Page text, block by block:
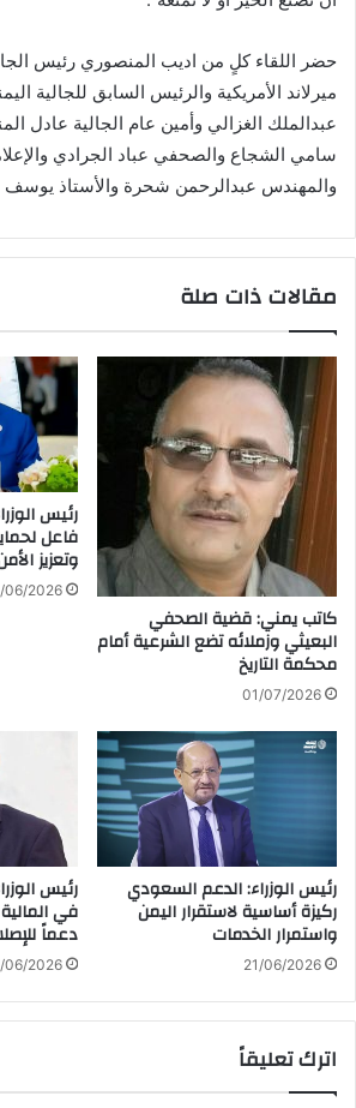
حضر اللقاء كلٍ من اديب المنصوري رئيس
ميرلاند الأمريكية والرئيس السابق للجالية
عبدالملك الغزالي وأمين عام الجالية عادل
سامي الشجاع والصحفي عباد الجرادي
والمهندس عبدالرحمن شحرة والأستاذ يوسف
مقالات ذات صلة
كاتب يمني: قضية الصحفي
البعيثي وزملائه تضع الشرعية أمام
محكمة التاريخ
01/07/2026
رئيس
فاعل
وتعزيز
06/2026
رئيس الوزراء: الدعم السعودي
ركيزة أساسية لاستقرار اليمن
واستمرار الخدمات
21/06/2026
رئيس
في
دعماً
06/2026
اترك تعليقاً